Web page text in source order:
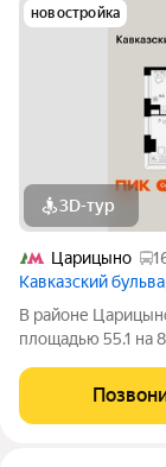
новостройка
3D-тур
Царицыно
Кавказский
В районе
площадью 55.1 на
17 минут пешком
минут до станции